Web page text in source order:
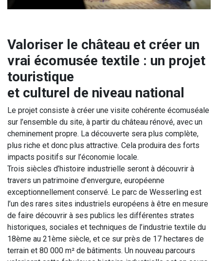
Valoriser le château et créer un
vrai écomusée textile : un projet
touristique
et culturel de niveau national
Le projet consiste à créer une visite cohérente écomuséale
sur l’ensemble du site, à partir du château rénové, avec un
cheminement propre. La découverte sera plus complète,
plus riche et donc plus attractive. Cela produira des forts
impacts positifs sur l’économie locale.
Trois siècles d’histoire industrielle seront à découvrir à
travers un patrimoine d’envergure, européenne
exceptionnellement conservé. Le parc de Wesserling est
l’un des rares sites industriels européens à être en mesure
de faire découvrir à ses publics les différentes strates
historiques, sociales et techniques de l’industrie textile du
18ème au 21ème siècle, et ce sur près de 17 hectares de
terrain et 80 000 m² de bâtiments. Un nouveau parcours